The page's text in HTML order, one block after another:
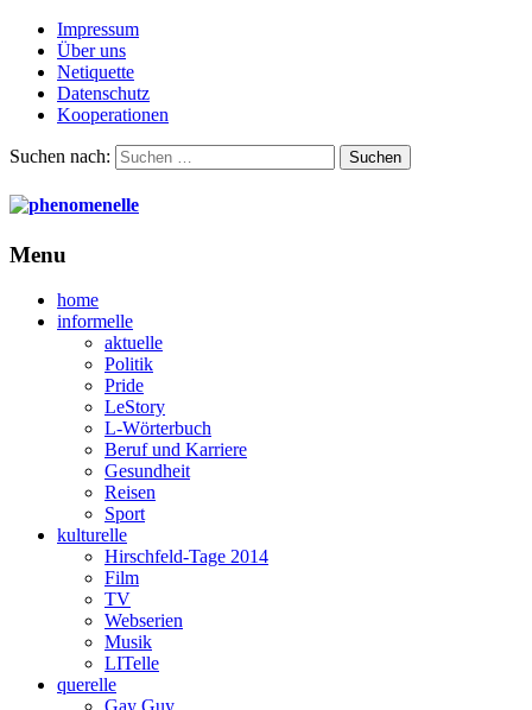
Impressum
Über uns
Netiquette
Datenschutz
Kooperationen
Suchen nach:
Menu
home
informelle
aktuelle
Politik
Pride
LeStory
L-Wörterbuch
Beruf und Karriere
Gesundheit
Reisen
Sport
kulturelle
Hirschfeld-Tage 2014
Film
TV
Webserien
Musik
LITelle
querelle